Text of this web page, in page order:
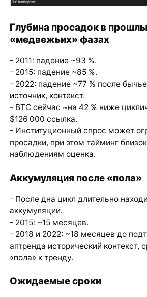
Глубина просадок в
«медвежьих» фазах
- 2011: падение ~93 %.
- 2015: падение ~85 %.
- 2022: падение ~77 % после
источник, контекст.
- BTC сейчас ~на 42 % ниже
$126 000 ссылка.
- Институционный спрос может
просадки, при этом тайминг
наблюдениям оценка.
Аккумуляция после «пола»
- После дна цикл длительно
аккумуляции.
- 2015: ~15 месяцев.
- 2018 и 2022: ~18 месяцев до
аптренда исторический контекст,
«пола» к тренду.
Ожидаемые сроки